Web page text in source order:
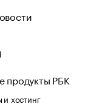
продукты РБК
хостинг